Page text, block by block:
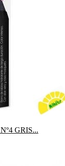
GRIS...